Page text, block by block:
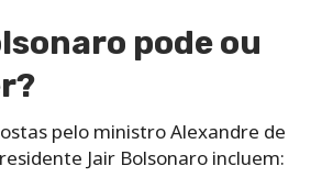
pode ou
pelo ministro Alexandre de
Jair Bolsonaro incluem: